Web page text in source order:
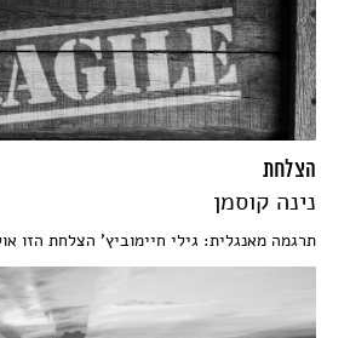
הצלחת
נינה קוסמן
תרגמה מאנגלית: גילי חיימוביץ' הצלחת הזו